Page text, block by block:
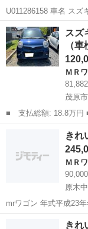
U011286158 車名 スズ
月 車検 令和5年8月7
量 660cc ドア数 5 定
千葉 野田市
スズ
（車
ＭＲ
茂原市
■ 支払総額: 18.8万円 ■ 車両本体価格： 120,000 円 ■ メーカー
名： スズキ ■ 車種
ト リミテッド ■ 排
Ｍ
きれ
ＭＲ
原木
mrワゴン 年式平成23
ック etc バックカメラ CD プッシュスタートスマートキーエ
ドアバイザー 色ブラ
原
きれ